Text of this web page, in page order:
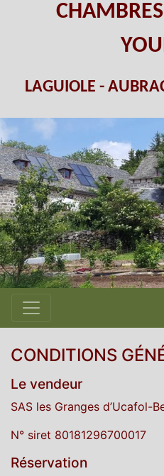
LAGUIOLE -
CONDITIONS
Le vendeur
SAS les Granges d’Ucafol-
N° siret 80181296700017
Réservation